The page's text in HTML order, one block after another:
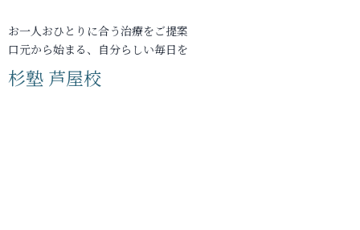
お一人おひとりに合う治療をご提案
口元から始まる、自分らしい毎日を
杉塾 芦屋校